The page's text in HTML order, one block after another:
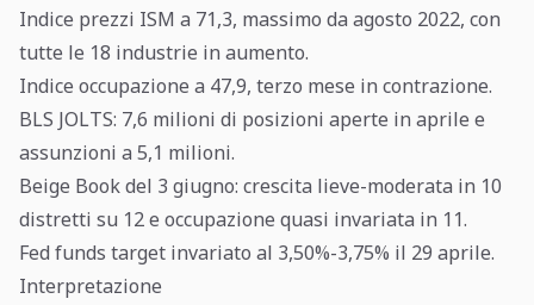
Indice prezzi ISM a 71,3, massimo da agosto 2022, con
tutte le 18 industrie in aumento.
Indice occupazione a 47,9, terzo mese in contrazione.
BLS JOLTS: 7,6 milioni di posizioni aperte in aprile e
assunzioni a 5,1 milioni.
Beige Book del 3 giugno: crescita lieve-moderata in 10
distretti su 12 e occupazione quasi invariata in 11.
Fed funds target invariato al 3,50%-3,75% il 29 aprile.
Interpretazione